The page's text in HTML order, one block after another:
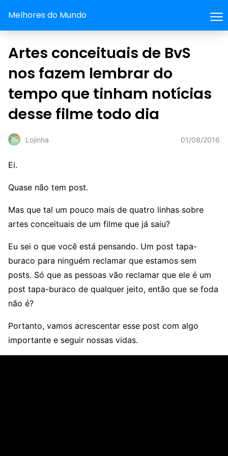
Melhores do Mundo
Artes conceituais de BvS
nos fazem lembrar do
tempo que tinham notícias
desse filme todo dia
Lojinha 01/08/2016
Ei.
Quase não tem post.
Mas que tal um pouco mais de quatro linhas sobre
artes conceituais de um filme que já saiu?
Eu sei o que você está pensando. Um post tapa-
buraco para ninguém reclamar que estamos sem
posts. Só que as pessoas vão reclamar que ele é um
post tapa-buraco de qualquer jeito, então que se foda
não é?
Portanto, vamos acrescentar esse post com algo
importante e seguir nossas vidas.